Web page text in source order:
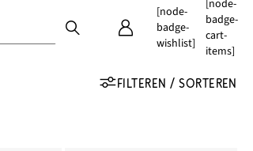
[node-
badge-
wishlist]
[node-
badge-
cart-
items]
FILTEREN / SORTEREN